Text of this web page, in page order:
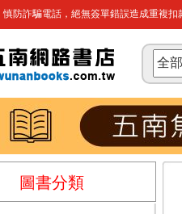
防詐騙電話，絕無簽單錯誤造成重複扣
圖書分類